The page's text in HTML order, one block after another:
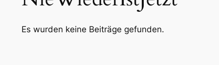
Es wurden keine Beiträge gefunden.